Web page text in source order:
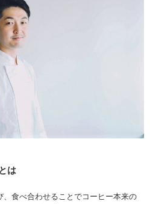
は
、食べ合わせることでコーヒー本来の